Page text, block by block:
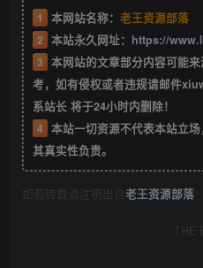
1 本网站名称： 老王资源部落
2 本站永久网址： https://
3 本网站的文章部分内容可能
考，如有侵权或者违规请邮件
系站长 将于24小时内删除！
4 本站一切资源不代表本站立
其真实性负责。
如若转载请注明出自老王资源部落
THE